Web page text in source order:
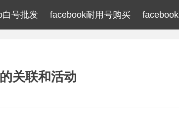
白号批发 facebook耐用号购买
关联和活动